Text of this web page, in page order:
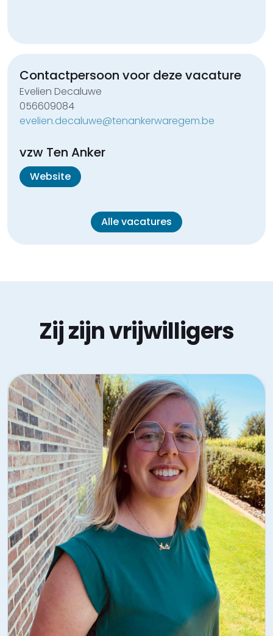
Contactpersoon voor dezevacature
Evelien Decaluwe
056609084
evelien.decaluwe@tenankerwaregem.be
vzw Ten Anker
Website
Alle vacatures
Zij zijn vrijwilligers